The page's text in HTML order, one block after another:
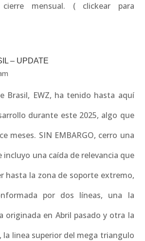
mensual. ( clickear para
– UPDATE
Brasil, EWZ, ha tenido hasta aquí
durante este 2025, algo que
meses. SIN EMBARGO, cerro una
incluyo una caída de relevancia que
hasta la zona de soporte extremo,
por dos líneas, una la
originada en Abril pasado y otra la
linea superior del mega triangulo